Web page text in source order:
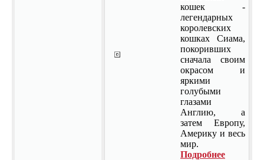
кошек -
легендарных
королевских
кошках Сиама,
покоривших
сначала своим
окрасом и
яркими
голубыми
глазами
Англию, а
затем Европу,
Америку и весь
мир.
Подробнее